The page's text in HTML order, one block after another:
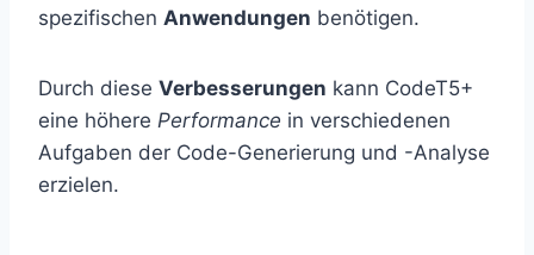
spezifischen Anwendungen benötigen.
Durch diese Verbesserungen kann CodeT5+
eine höhere Performance in verschiedenen
Aufgaben der Code-Generierung und -Analyse
erzielen.